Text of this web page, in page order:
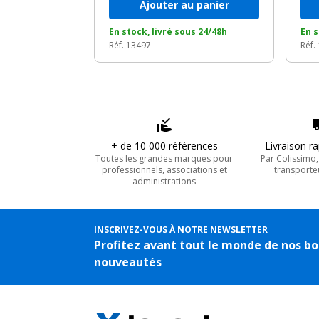
Ajouter au panier
En stock, livré sous 24/48h
Réf. 13497
En
Réf.
+ de 10 000 références
Toutes les grandes marques pour
professionnels, associations et
administrations
Livraison
Par
INSCRIVEZ-VOUS À NOTRE NEWSLETTER
Profitez avant tout le monde de nos
nouveautés